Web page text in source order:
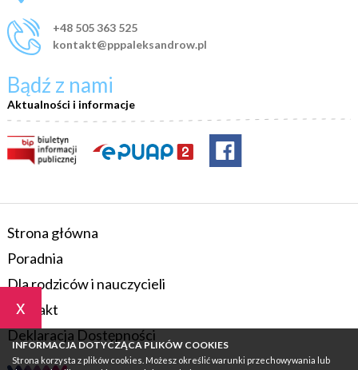
x
INFORMACJA DOTYCZĄCA PLIKÓW COOKIES
Strona korzysta z plików cookies. Możesz określić warunki przechowywania lub
+48 505 363 525
kontakt@pppaleksandrow.pl
Bądź z nami
Aktualności i informacje
Strona główna
Poradnia
Dla rodziców i nauczycieli
Kontakt
Deklaracja Dostępności